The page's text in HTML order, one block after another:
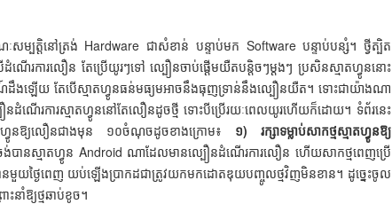
សម្បត្តិនៅត្រង់ Hardware ជាសំខាន់ បន្ទាប់មក Software បន្ទាប់បន្សំ។ ថ្វីត្បិត
ណើរការលឿន តែប្រើយូរៗទៅ ល្បឿនចាប់ផ្ដើមយឺតបន្តិចៗម្ដងៗ ប្រសិនស្មាតហ្វូននោះ
ណ៍ដឹងឡើយ តែបើស្មាតហ្វូនធន់មធ្យមអាចនឹងធុញទ្រាន់នឹងល្បឿនយឺត។ ទោះជាយ៉ាងណា
ឿនដំណើរការស្មាតហ្វូននៅតែលឿនដូចថ្មី ទោះបីប្រើរយៈពេលយូរហើយក៏ដោយ។ ទំព័រនេះ
តហ្វូនឱ្យលឿនជាងមុន ១០ចំណុចដូចខាងក្រោម៖ ១) រក្សាទម្លាប់សាកថ្មស្មាតហ្វូនឱ្យ
ចង់បានស្មាតហ្វូន Android ណាដែលមានល្បឿនដំណើរការលឿន ហើយសាកថ្មពេញប្រើ
នមួយថ្ងៃពេញ យប់ឡើងប្រាកដជាត្រូវយកមកដោតឌុយបញ្ចូលថ្មវិញមិនខាន។ ដូច្នេះចូល
នាំឱ្យថ្មឆាប់ខូច។